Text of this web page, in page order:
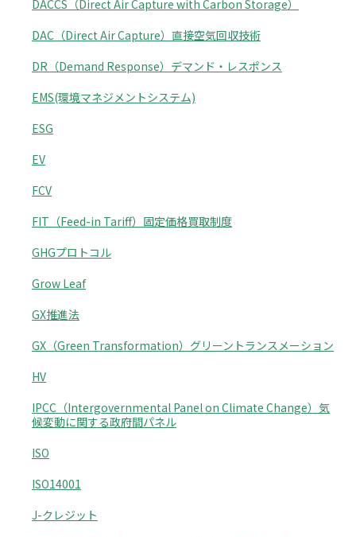
DACCS（Direct Air Capture with Carbon Storage）
DAC（Direct Air Capture）直接空気回収技術
DR（Demand Response）デマンド・レスポンス
EMS(環境マネジメントシステム)
ESG
EV
FCV
FIT（Feed-in Tariff）固定価格買取制度
GHGプロトコル
Grow Leaf
GX推進法
GX（Green Transformation）グリーントランスメーション
HV
IPCC（Intergovernmental Panel on Climate Change）気
候変動に関する政府間パネル
ISO
ISO14001
J-クレジット